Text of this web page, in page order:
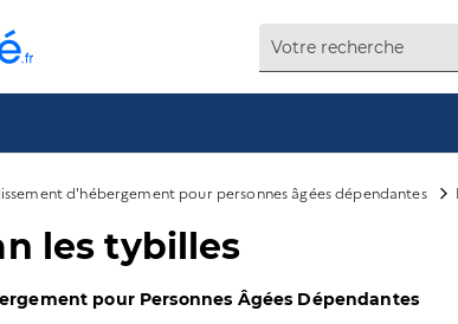
d'hébergement pour personnes âgées dépendantes
les tybilles
pour Personnes Âgées Dépendantes